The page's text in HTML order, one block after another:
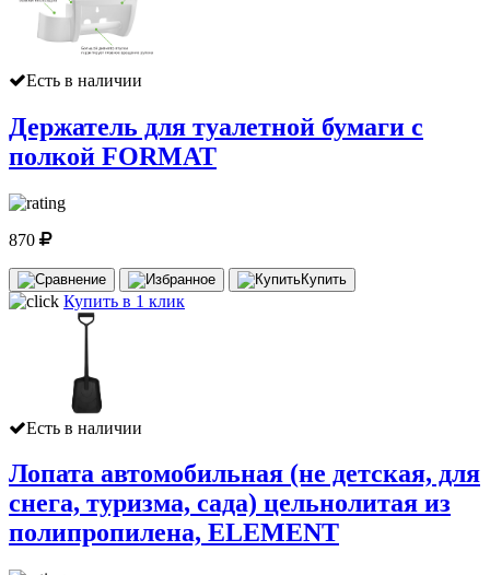
Есть в наличии
Держатель для туалетной бумаги с
полкой FORMAT
870
Купить
Купить в 1 клик
Есть в наличии
Лопата автомобильная (не детская, для
снега, туризма, сада) цельнолитая из
полипропилена, ELEMENT